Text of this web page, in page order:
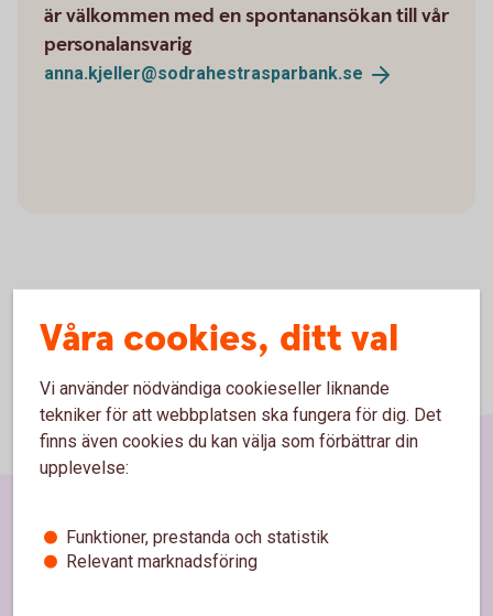
är välkommen med en spontanansökan till vår
personalansvarig
anna.kjeller@sodrahestrasparbank.se
Våra cookies, ditt val
Vi använder nödvändiga cookieseller liknande
tekniker för att webbplatsen ska fungera för dig. Det
finns även cookies du kan välja som förbättrar din
upplevelse:
Funktioner, prestanda och statistik
Relevant marknadsföring
Sidfot
Hitta snabbt